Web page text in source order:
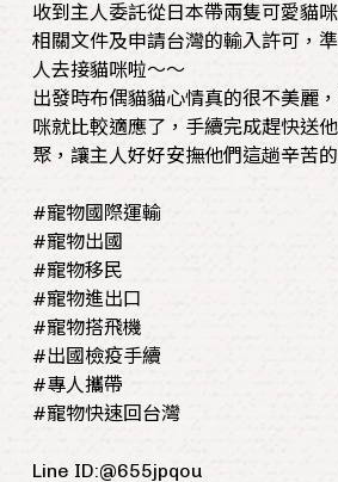
收到主人委託從日本帶兩隻可愛貓
相關文件及申請台灣的輸入許可，
人去接貓咪啦～～
出發時布偶貓貓心情真的很不美麗
咪就比較適應了，手續完成趕快送
聚，讓主人好好安撫他們這趟辛苦
#寵物國際運輸
#寵物出國
#寵物移民
#寵物進出口
#寵物搭飛機
#出國檢疫手續
#專人攜帶
#寵物快速回台灣
Line ID:@655jpqou